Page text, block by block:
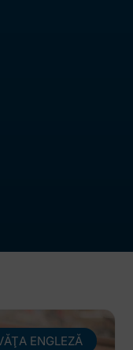
ENGLEZĂ